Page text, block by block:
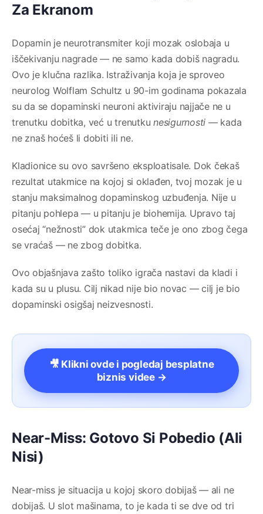
Za Ekranom
Dopamin je neurotransmiter koji mozak oslobaja u
iščekivanju nagrade — ne samo kada dobiš nagradu.
Ovo je klučna razlika. Istraživanja koja je sproveo
neurolog Wolflam Schultz u 90-im godinama pokazala
su da se dopaminski neuroni aktiviraju najjače ne u
trenutku dobitka, već u trenutkunesigurnosti — kada
ne znaš hoćeš li dobiti ili ne.
Kladionice su ovo savršeno eksploatisale. Dok čekaš
rezultat utakmice na kojoj si oklađen, tvoj mozak je u
stanju maksimalnog dopaminskog uzbuđenja. Nije u
pitanju pohlepa — u pitanju je biohemija. Upravo taj
osećaj “nežnosti” dok utakmica teče je ono zbog čega
se vraćaš — ne zbog dobitka.
Ovo objašnjava zašto toliko igrača nastavi da kladi i
kada su u plusu. Cilj nikad nije bio novac — cilj je bio
dopaminski osigšaj neizvesnosti.
🎥 Klikni ovde i pogledaj besplatne
biznis videe →
Near-Miss: Gotovo Si Pobedio (Ali
Nisi)
Near-miss je situacija u kojoj skoro dobijaš — ali ne
dobijaš. U slot mašinama, to je kada ti se dve od tri